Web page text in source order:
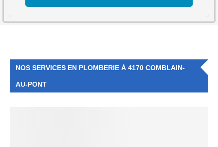
NOS SERVICES EN PLOMBERIE À 4170 COMBLAIN-
AU-PONT